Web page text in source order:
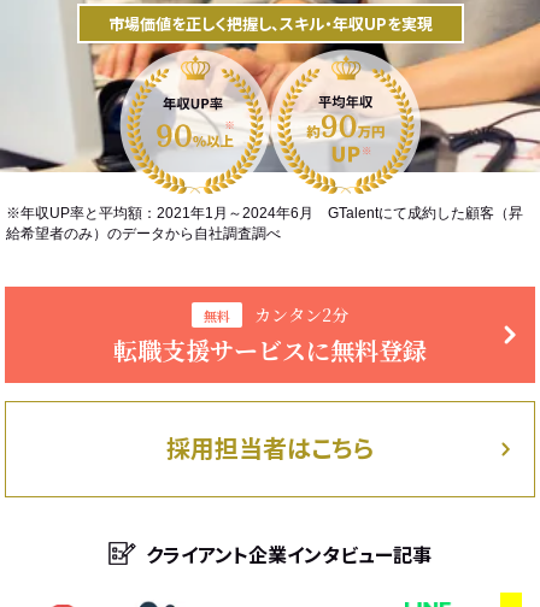
市場価値を正しく把握し、スキル・年収UPを実現
※年収UP率と平均額：2021年1月～2024年6月 GTalentにて成約した顧客（昇
給希望者のみ）のデータから自社調査調べ
無料 カンタン2分
転職支援サービスに無料登録
採用担当者はこちら
クライアント企業インタビュー記事